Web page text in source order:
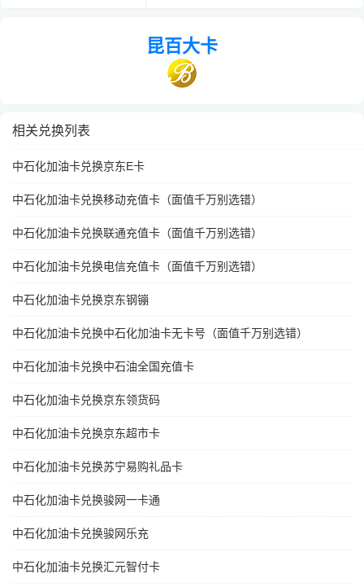
昆百大卡
相关兑换列表
中石化加油卡兑换京东E卡
中石化加油卡兑换移动充值卡（面值千万别选错）
中石化加油卡兑换联通充值卡（面值千万别选错）
中石化加油卡兑换电信充值卡（面值千万别选错）
中石化加油卡兑换京东钢镚
中石化加油卡兑换中石化加油卡无卡号（面值千万别选错）
中石化加油卡兑换中石油全国充值卡
中石化加油卡兑换京东领货码
中石化加油卡兑换京东超市卡
中石化加油卡兑换苏宁易购礼品卡
中石化加油卡兑换骏网一卡通
中石化加油卡兑换骏网乐充
中石化加油卡兑换汇元智付卡